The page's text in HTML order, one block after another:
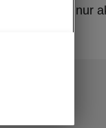
müssen sie nur